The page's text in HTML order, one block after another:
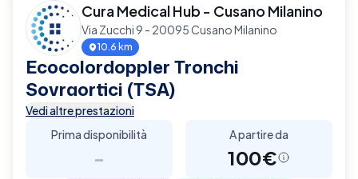
Cura Medical Hub - Cusano Milanino
Via Zucchi 9 - 20095 Cusano Milanino
10.6 km
Ecocolordoppler Tronchi
Sovraortici (TSA)
Vedi altre prestazioni
Prima disponibilità
-
A partire da
100€